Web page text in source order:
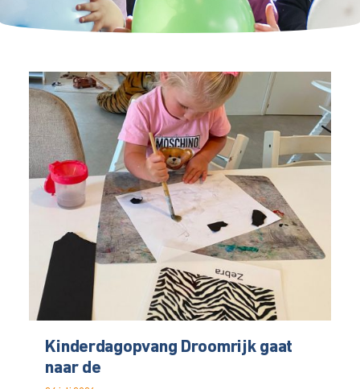
Kinderdagopvang Droomrijk gaat
naar de